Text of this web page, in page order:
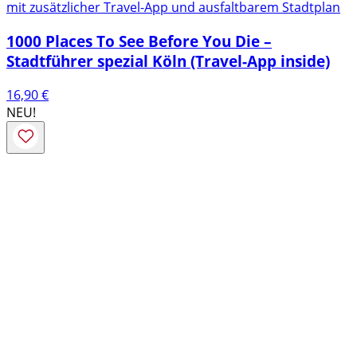
mit zusätzlicher Travel-App und ausfaltbarem Stadtplan
1000 Places To See Before You Die –
Stadtführer spezial Köln (Travel-App inside)
16,90€
NEU!